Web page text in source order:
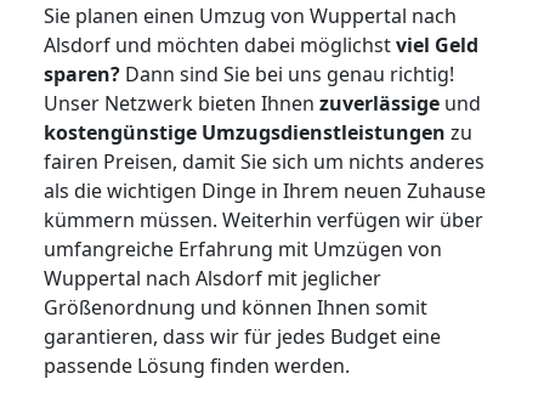
Sie planen einen Umzug von Wuppertal nach
Alsdorf und möchten dabei möglichstviel Geld
sparen? Dann sind Sie bei uns genau richtig!
Unser Netzwerk bieten Ihnen zuverlässige und
kostengünstige Umzugsdienstleistungen zu
fairen Preisen, damit Sie sich um nichts anderes
als die wichtigen Dinge in Ihrem neuen Zuhause
kümmern müssen. Weiterhin verfügen wir über
umfangreiche Erfahrung mit Umzügen von
Wuppertal nach Alsdorf mit jeglicher
Größenordnung und können Ihnen somit
garantieren, dass wir für jedes Budget eine
passende Lösung finden werden.